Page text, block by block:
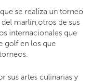
se realiza un torneo
marlín,otros de sus
internacionales que
golf en los que
sus artes culinarias y